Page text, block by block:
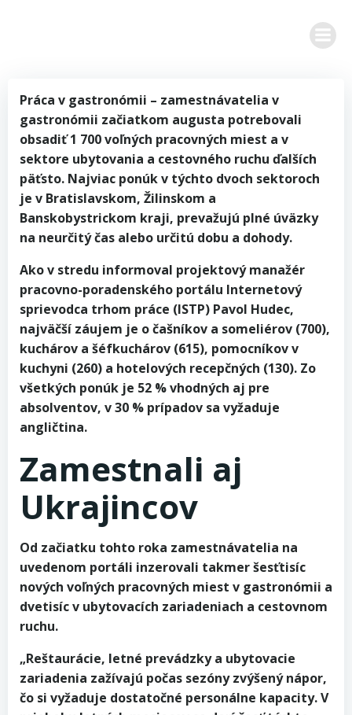
Práca v gastronómii – zamestnávatelia v
gastronómii začiatkom augusta potrebovali
obsadiť 1 700 voľných pracovných miest a v
sektore ubytovania a cestovného ruchu ďalších
päťsto. Najviac ponúk v týchto dvoch sektoroch
je v Bratislavskom, Žilinskom a
Banskobystrickom kraji, prevažujú plné úväzky
na neurčitý čas alebo určitú dobu a dohody.
Ako v stredu informoval projektový manažér
pracovno-poradenského portálu Internetový
sprievodca trhom práce (ISTP) Pavol Hudec,
najväčší záujem je o čašníkov a someliérov (700),
kuchárov a šéfkuchárov (615), pomocníkov v
kuchyni (260) a hotelových recepčných (130). Zo
všetkých ponúk je 52 % vhodných aj pre
absolventov, v 30 % prípadov sa vyžaduje
angličtina.
Zamestnali aj
Ukrajincov
Od začiatku tohto roka zamestnávatelia na
uvedenom portáli inzerovali takmer šesťtisíc
nových voľných pracovných miest v gastronómii a
dvetisíc v ubytovacích zariadeniach a cestovnom
ruchu.
„Reštaurácie, letné prevádzky a ubytovacie
zariadenia zažívajú počas sezóny zvýšený nápor,
čo si vyžaduje dostatočné personálne kapacity. V